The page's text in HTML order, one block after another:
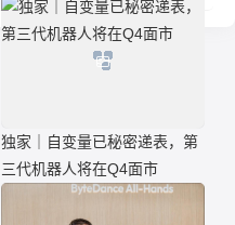
独家｜自变量已秘密递表，第
三代机器人将在Q4面市